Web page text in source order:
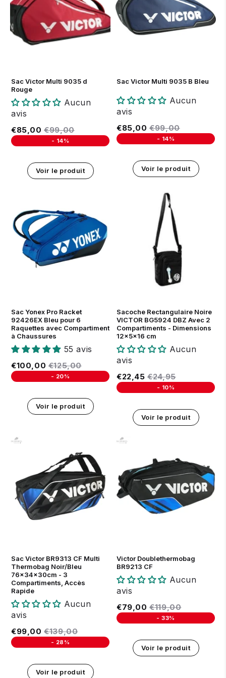
Sac Victor Multi 9035 d
Rouge
Aucun
avis
Prix réduit
€85,00 €85,00
Prix régulier
€99,00€99,00
- 14%
Voir le produit
Sac Victor Multi 9035 B Bleu
Aucun
avis
Prix réduit
€85,00 €85,00
Prix régulier
€99,00€99,00
- 14%
Voir le produit
Sac Yonex Pro Racket
92426EX Bleu pour 6
Raquettes avec Compartiment
à Chaussures
55 avis
Prix réduit
€100,00 €100,00
Prix régulier
€125,00€125,00
- 20%
Voir le produit
Sacoche Rectangulaire Noire
VICTOR BG5924 DBZ Avec 2
Compartiments - Dimensions
12x5x16 cm
Aucun
avis
Prix réduit
€22,45 €22,45
Prix régulier
€24,95€24,95
- 10%
Voir le produit
Sac Victor BR9313 CF Multi
Thermobag Noir/Bleu
76x34x30cm - 3
Compartiments, Accès
Rapide
Aucun
avis
Prix réduit
€99,00 €99,00
Prix régulier
€139,00€139,00
- 28%
Voir le produit
Victor Doublethermobag
BR9213 CF
Aucun
avis
Prix réduit
€79,00 €79,00
Prix régulier
€119,00€119,00
- 33%
Voir le produit